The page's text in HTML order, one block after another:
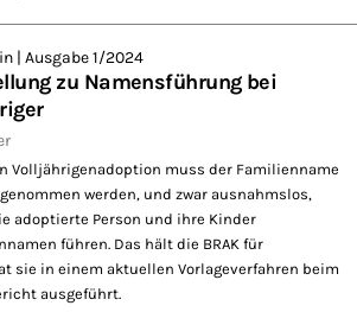
| Ausgabe 1/2024
zu Namensführung bei
Volljährigenadoption muss der Familienname
werden, und zwar ausnahmslos,
adoptierte Person und ihre Kinder
führen. Das hält die BRAK für
sie in einem aktuellen Vorlageverfahren beim
ausgeführt.